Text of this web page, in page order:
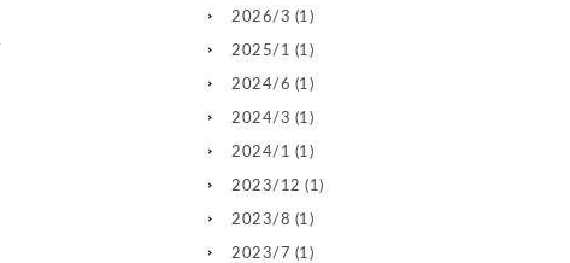
2026/3 (1)
2025/1 (1)
2024/6 (1)
2024/3 (1)
2024/1 (1)
2023/12 (1)
2023/8 (1)
2023/7 (1)